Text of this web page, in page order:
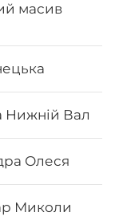
масив
Нижній Вал
Олеся
Миколи
манго, сир